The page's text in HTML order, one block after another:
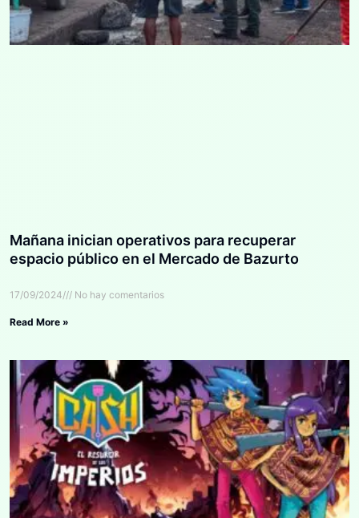
Mañana inician operativos para recuperar
espacio público en el Mercado de Bazurto
17/09/2024 No hay comentarios
Read More »